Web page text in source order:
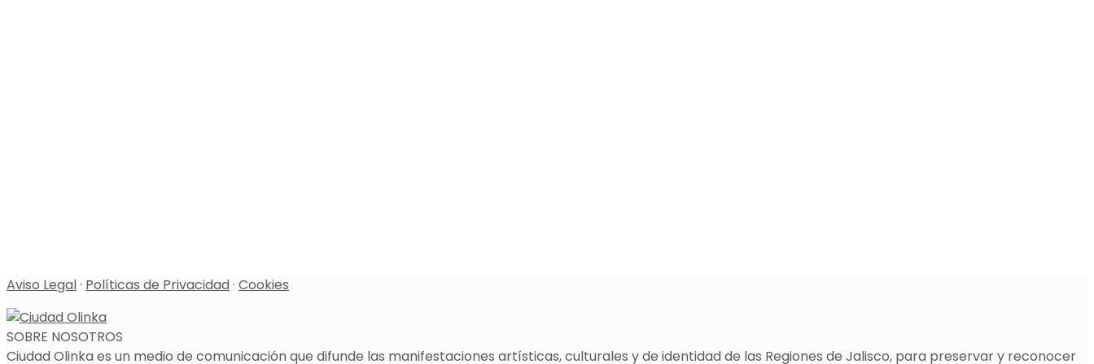
Aviso Legal· Políticas de Privacidad· Cookies
SOBRE NOSOTROS
Ciudad Olinka es un medio de comunicación que difunde las manifestaciones artísticas, culturales y de identidad de las Regiones de Jalisco, para preservar y reconocer